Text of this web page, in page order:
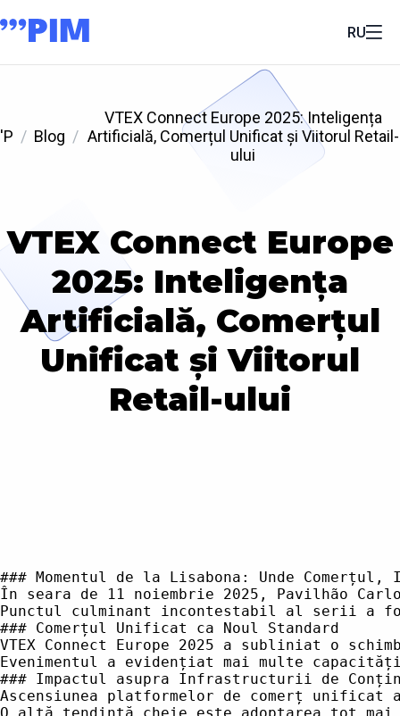
RU
'P Blog
VTEX Connect Europe 2025: Inteligența
Artificială, Comerțul Unificat și Viitorul Retail-
ului
VTEX Connect Europe
2025: Inteligența
Artificială, Comerțul
Unificat și Viitorul
Retail-ului
### Momentul de la Lisabona: Unde Comerțul, Inteligența Artificială și Leadership-ul au Convergit
În seara de 11 noiembrie 2025, Pavilhão Carlos Lopes din Lisabona a devenit epicentrul comerțului digital global, deoarece VTEX Connect Europe a primit peste 1.800 de factori de decizie din peste 40 de țări. Evenimentul, programat strategic pentru a coincide cu Săptămâna Conferinței Globale Web Summit, a reunit directori de nivel C, inovatori în retail și lideri tehnologici pentru a explora impactul transformator al inteligenței artificiale și al platformelor de comerț unificat asupra operațiunilor întreprinderilor. Agenda a inclus paneluri aprofundate despre comerțul nativ AI, transformarea B2B și modernizarea experiențelor B2C, toate având ca fundal networking, divertisment live și un sentiment palpabil de avânt al industriei.
Punctul culminant incontestabil al serii a fost apariția ca speaker principal a lui Rafael Nadal, de 22 de ori campion de Grand Slam. Sesiunea sa, intitulată "Niciodată terminat: Următorul capitol al lui Rafael Nadal", a tradus mentalitatea atletului legendar - disciplină, reziliență și adaptabilitate - în principii practice pentru liderii de afaceri. Conversația, moderată de Santiago Naranjo, Chief Revenue Officer al VTEX, s-a concentrat pe modul în care abordarea lui Nadal față de performanță și antreprenoriat se aliniază cu cerințele unui mediu de afaceri bazat pe inteligență artificială. Evenimentul a prezentat, de asemenea, prezentări de la Amazon Web Services, RedCloud și Delta Cafés, consolidând tema agilității tehnologice și a parteneriatului strategic ca factori cheie ai creșterii întreprinderilor.
### Comerțul Unificat ca Noul Standard
VTEX Connect Europe 2025 a subliniat o schimbare fundamentală în peisajul comerțului digital: trecerea de la sisteme fragmentate, izolate la platforme unificate, native AI. VTEX, care deservește peste 2.600 de clienți în 43 de țări - inclusiv mărci globale precum Walmart, Adidas și Coca-Cola - s-a poziționat ca lider în această tranziție. Platforma companiei este construită pe o arhitectură cloud-nativă, microservicii, permițând retailerilor și producătorilor să orchestreze operațiuni de comerț multi-canal cu un control și o viteză fără precedent. Această fundație arhitecturală este critică pentru întreprinderile care doresc să își adapteze operațiunile la viitor în fața incertitudinii economice, a presiunilor de sustenabilitate și a așteptărilor tot mai mari ale consumatorilor.
Evenimentul a evidențiat mai multe capacități cheie care redefinesc standardele pentru platformele de comerț. Comerțul nativ AI, de exemplu, nu mai este un cuvânt la modă, ci o realitate practică. Integrarea de către VTEX a inteligenței artificiale generative - prin dezvoltare organică și achiziții strategice precum compania braziliană de inteligență artificială Weni - permite întreprinderilor să automatizeze fluxurile de lucru complexe, să personalizeze experiențele clienților și să optimizeze operațiunile lanțului de aprovizionare. Aceste capacități sunt deosebit de relevante pentru comercianții cu amănuntul care navighează prin provocările comerțului global, unde viteza, flexibilitatea și inovația sunt esențiale pentru un avantaj competitiv.
### Impactul asupra Infrastructurii de Conținut
Ascensiunea platformelor de comerț unificat are implicații profunde pentru infrastructura de conținut, în special în domeniile gestionării datelor de produs, catalogare și automatizare a conținutului. Pe măsură ce întreprinderile adoptă soluții native AI, abordarea tradițională a gestionării feed-urilor de produse și a catalogelor este înlocuită de sisteme mai dinamice și inteligente. Aceste sisteme folosesc inteligența artificială pentru a automatiza crearea, îmbogățirea și distribuția conținutului de produs, asigurând că datele sunt exacte, consistente și actualizate pe toate canalele. Una dintre cele mai semnificative evoluții este utilizarea inteligenței artificiale pentru a îmbunătăți calitatea și completitudinea product card-urilor. Prin analizarea unor cantități mari de date, algoritmii de inteligență artificială pot identifica lacune în informațiile despre produse, pot sugera îmbunătățiri și chiar pot genera conținut nou. Acest lucru nu numai că îmbunătățește experiența clientului, dar reduce și efortul manual necesar pentru a menține cataloage de înaltă calitate. Pentru comercianții cu amănuntul care au sortimente mari și diverse, această capacitate este o schimbare